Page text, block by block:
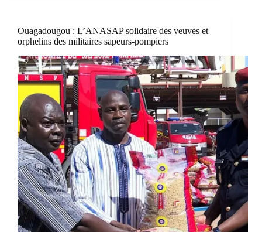
Ouagadougou : L’ANASAP solidaire des veuves et
orphelins des militaires sapeurs-pompiers